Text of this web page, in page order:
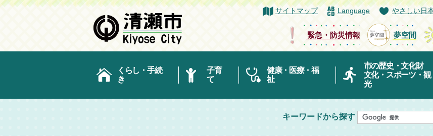
サイトマップ Language やさしい日
緊急・防災情報 夢空間
くらし・手続
き
子育
て
健康・医療・福
祉
市の歴史・文化財
文化・スポーツ・観
光
キーワードから探す